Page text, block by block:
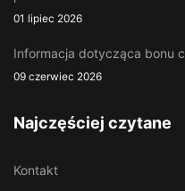
01 lipiec 2026
Informacja dotycząca bonu
09 czerwiec 2026
Najczęściej czytane
Kontakt